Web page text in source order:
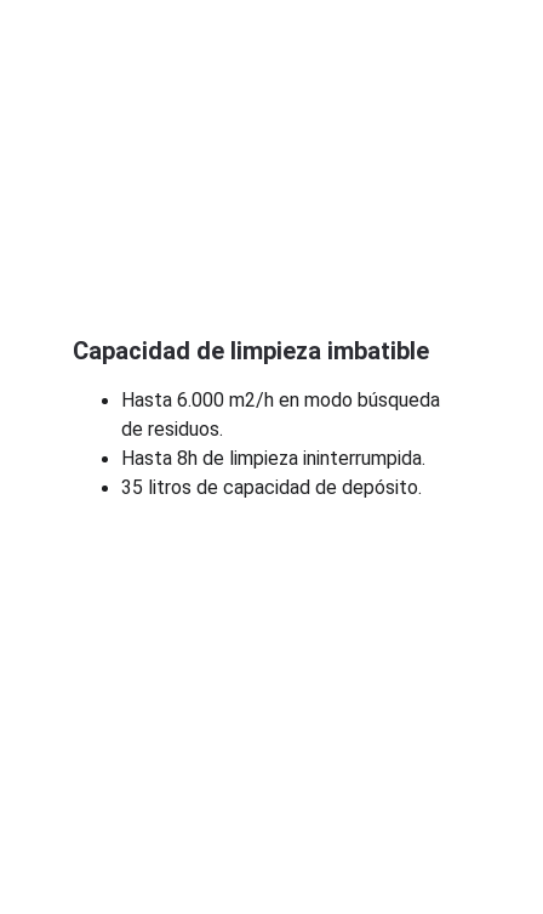
Capacidad de limpieza imbatible
Hasta 6.000 m2/h en modo búsqueda
de residuos.
Hasta 8h de limpieza ininterrumpida.
35 litros de capacidad de depósito.